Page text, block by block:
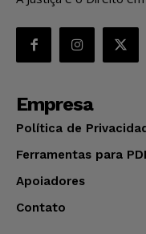
Empresa
Política de
Ferramentas para
Apoiadores
Contato